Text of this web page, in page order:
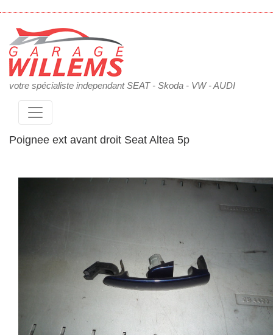
votre spécialiste independant SEAT - Skoda - VW - AUDI
Poignee ext avant droit Seat Altea 5p